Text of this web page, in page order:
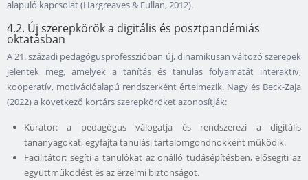
alapuló kapcsolat (Hargreaves & Fullan, 2012).
4.2. Új szerepkörök a digitális és posztpandémiás
oktatásban
A 21. századi pedagógusprofesszióban új, dinamikusan változó szerepek
jelentek meg, amelyek a tanítás és tanulás folyamatát interaktív,
kooperatív, motivációalapú rendszerként értelmezik. Nagy és Beck-Zaja
(2022) a következő kortárs szerepköröket azonosítják:
Kurátor: a pedagógus válogatja és rendszerezi a digitális
tananyagokat, egyfajta tanulási tartalomgondnokként működik.
Facilitátor: segíti a tanulókat az önálló tudásépítésben, elősegíti az
együttműködést és az érzelmi biztonságot.